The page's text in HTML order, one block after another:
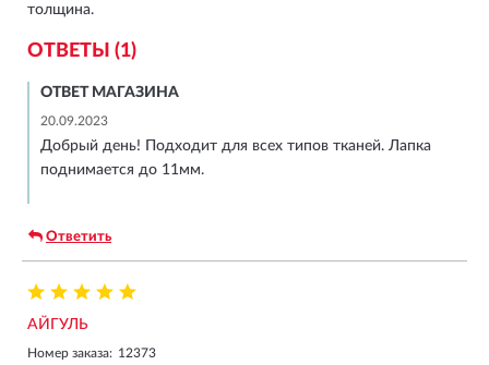
толщина.
ОТВЕТЫ (1)
ОТВЕТ МАГАЗИНА
20.09.2023
Добрый день! Подходит для всех типов тканей. Лапка
поднимается до 11мм.
Ответить
АЙГУЛЬ
Номер заказа: 12373